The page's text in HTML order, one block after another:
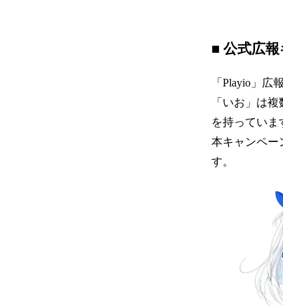
■ 公式広報
「Playio」広
「いお」は
を持っていま
本キャンペー
す。